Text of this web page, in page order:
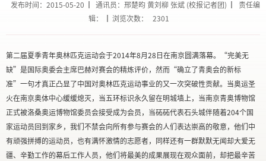
发布时间：2015-05-20 通讯员：邢楚昀 黄刘柳 张斌 (校报记者团)
责任编
辑：
浏览次数： 2301
第二届夏季青年奥林匹克运动会于2014年8月28日在南京圆满落幕。“完美无
缺”是国际奥委会主席巴赫对赛会的精炼评价，然而“确立了青奥会的新标
准”一句才真正凸显了中国对奥林匹克运动事业的又一次突破性贡献。当奥运圣
火在南京奥体中心缓缓熄灭，当五环标识永久留在明城墙上，当南京青奥博物馆
正式被洛桑奥运博物馆委员会接受成为会员，当砳砳代表石头城伴随着204个国
家运动员回到家乡，我们不禁会向所有参与赛会的人们表达崇高的敬意，他们中
有顽强拼搏的运动员，也有满怀激情的志愿者，同样还有一群默默无闻却大爱无
疆、辛勤工作的幕后工作人员，他们将最美的成果展现在观众面前，却把最辛苦